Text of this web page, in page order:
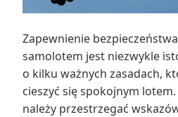
Zapewnienie
samolotem jest niezwykle
o kilku ważnych zasadach,
cieszyć się spokojnym
należy przestrzegać